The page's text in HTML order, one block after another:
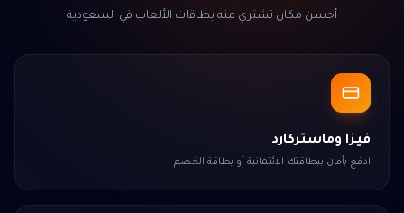
أحسن مكان تشتري منه بطاقات الألعاب في السعودية
فيزا وماستركارد
ادفع بأمان ببطاقتك الائتمانية أو بطاقة الخصم